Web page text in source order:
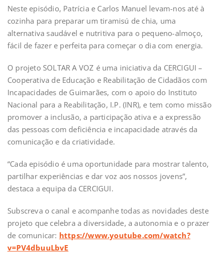
Neste episódio, Patrícia e Carlos Manuel levam-nos até à
cozinha para preparar um tiramisú de chia, uma
alternativa saudável e nutritiva para o pequeno-almoço,
fácil de fazer e perfeita para começar o dia com energia.
O projeto SOLTAR A VOZ é uma iniciativa da CERCIGUI –
Cooperativa de Educação e Reabilitação de Cidadãos com
Incapacidades de Guimarães, com o apoio do Instituto
Nacional para a Reabilitação, I.P. (INR), e tem como missão
promover a inclusão, a participação ativa e a expressão
das pessoas com deficiência e incapacidade através da
comunicação e da criatividade.
“Cada episódio é uma oportunidade para mostrar talento,
partilhar experiências e dar voz aos nossos jovens”,
destaca a equipa da CERCIGUI.
Subscreva o canal e acompanhe todas as novidades deste
projeto que celebra a diversidade, a autonomia e o prazer
de comunicar: https://www.youtube.com/watch?
v=PV4dbuuLbvE